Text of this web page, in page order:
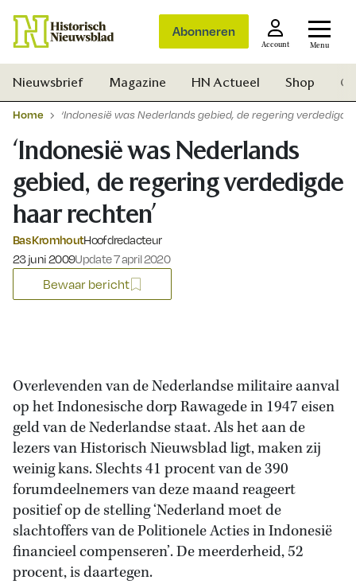
Abonneren
Account Menu
Nieuwsbrief Magazine HN Actueel Shop
Home ‘Indonesië was Nederlands gebied, de regering verdedigde
‘Indonesië was Nederlands
gebied, de regering verdedigde
haar rechten’
Bas KromhoutHoofdredacteur
Gepubliceerd op:
23 juni 2009Update 7 april 2020
Bewaar bericht
Overlevenden van de Nederlandse militaire aanval
op het Indonesische dorp Rawagede in 1947 eisen
geld van de Nederlandse staat. Als het aan de
lezers van Historisch Nieuwsblad ligt, maken zij
weinig kans. Slechts 41 procent van de 390
forumdeelnemers van deze maand reageert
positief op de stelling ‘Nederland moet de
slachtoffers van de Politionele Acties in Indonesië
financieel compenseren’. De meerderheid, 52
procent, is daartegen.